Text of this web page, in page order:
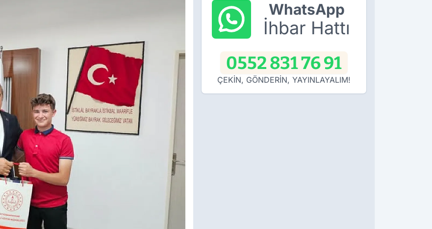
WhatsApp
İhbar Hattı
0552 831 76 91
ÇEKİN, GÖNDERİN, YAYINLAYALIM!